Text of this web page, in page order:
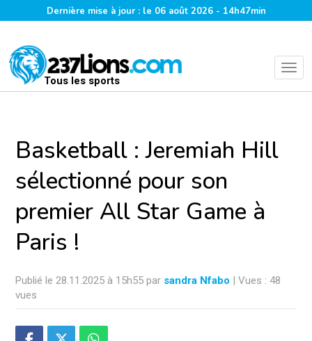
Dernière mise à jour : le 06 août 2026 - 14h47min
Tous les sports
Basketball : Jeremiah Hill
sélectionné pour son
premier All Star Game à
Paris !
Publié le 28.11.2025 à 15h55 par sandra Nfabo | Vues : 48
vues